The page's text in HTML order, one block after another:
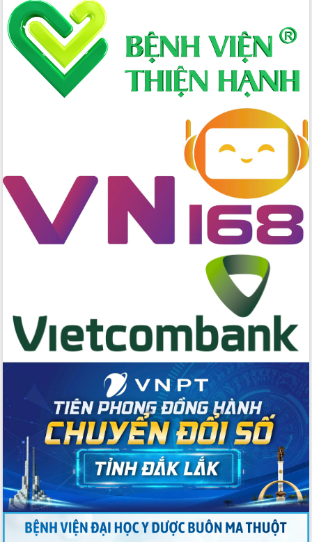
Triển khai đồng bộ đo đạc, lập hồ sơ
địa chính, hoàn thiện cơ sở dữ liệu đất
đai
Ứng dụng sinh trắc học - Bước tiến
trong hành trình chuyển đổi số tại Đắk
Đắk Lắk nâng cao hiệu quả công tác
Tập huấn nâng cao năng lực triển khai
chuyển đổi số cho cán bộ, công chức
cấp xã
Đắk Lắk phát động hưởng ứng Ngày
Quyền của người tiêu dùng Việt Nam
Tổ chức trang trọng Lễ hội Đền thờ
Lương Văn Chánh năm 2026
Phó Bí thư Tỉnh ủy Đắk Lắk Đỗ Hữu
Huy giữ chức Bí thư Đảng ủy Ủy Ban
Bệnh án điện tử thúc đẩy chuyển đổi
số y tế tại Đắk Lắk
Chuyển đổi số thư viện: Mở rộng
không gian tri thức trong thời đại số
Đánh giá, rút kinh nghiệm công tác tổ
chức diễn tập trước ngày bầu cử
Chương trình “Gặp gỡ hữu nghị –
Friendship Meeting New Year 2026”
Bầu cử Quốc hội và HĐND: Cử tri Đắk
Lắk gửi gắm niềm tin, kỳ vọng vào lá